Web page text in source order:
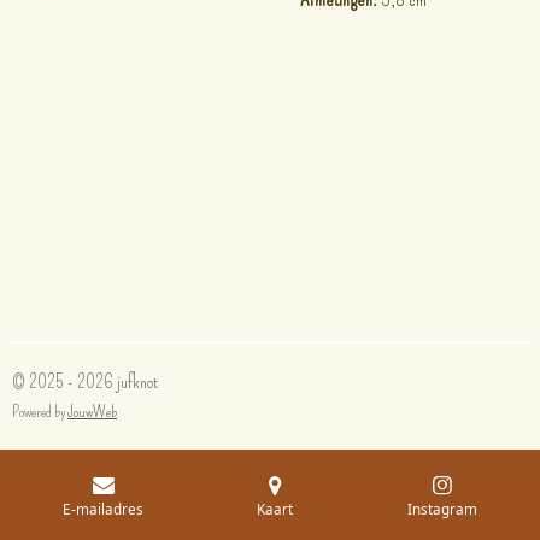
© 2025 - 2026 jufknot
Powered byJouwWeb
E-mailadres Kaart Instagram